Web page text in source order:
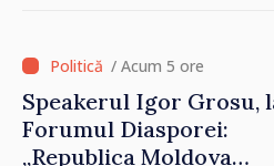
/ Acum 5 ore
Speakerul Igor Grosu,
Forumul Diasporei:
„Republica Moldova